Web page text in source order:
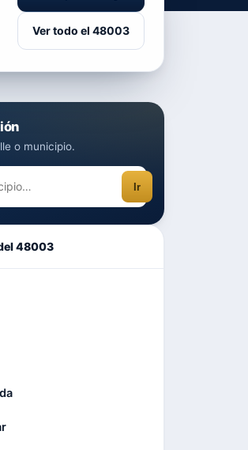
Ver todo el 48003
o municipio.
Ir
48003